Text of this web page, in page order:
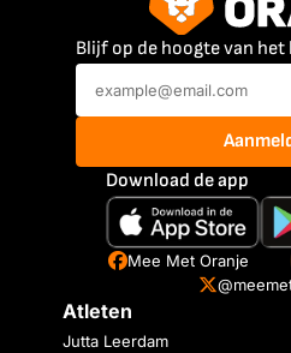
Blijf op de hoogte van het
Download de app
Mee Met Oranje
Atleten
Jutta Leerdam